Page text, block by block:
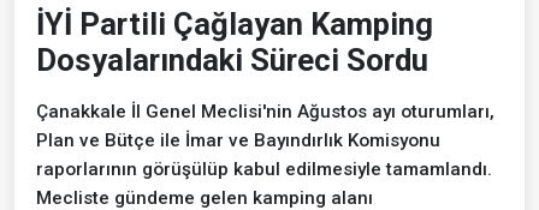
İYİ Partili Çağlayan Kamping
Dosyalarındaki Süreci Sordu
Çanakkale İl Genel Meclisi'nin Ağustos ayı oturumları,
Plan ve Bütçe ile İmar ve Bayındırlık Komisyonu
raporlarının görüşülüp kabul edilmesiyle tamamlandı.
Mecliste gündeme gelen kamping alanı